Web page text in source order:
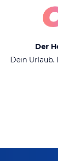
Der
Dein Urlaub.